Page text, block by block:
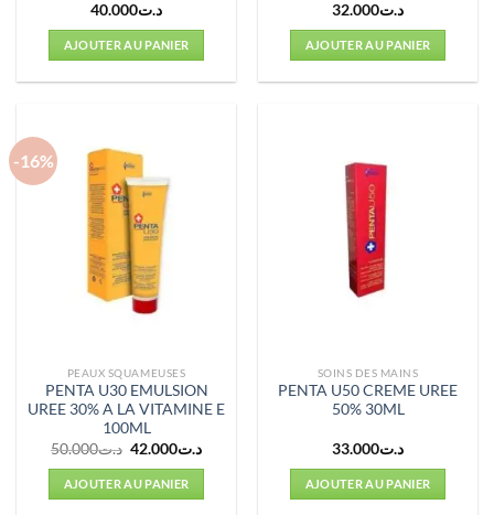
د.ت40.000
AJOUTER AU PANIER
د.ت32.000
AJOUTER AU PANIER
-16%
PEAUX SQUAMEUSES
PENTA U30 EMULSION
UREE 30% A LA VITAMINE E
100ML
د.ت50.000
Le
initial
était :
د.ت50.000.
د.ت42.000
Le
AJOUTER AU PANIER
SOINS DES MAINS
PENTA U50 CREME UREE
50% 30ML
د.ت33.000
AJOUTER AU PANIER